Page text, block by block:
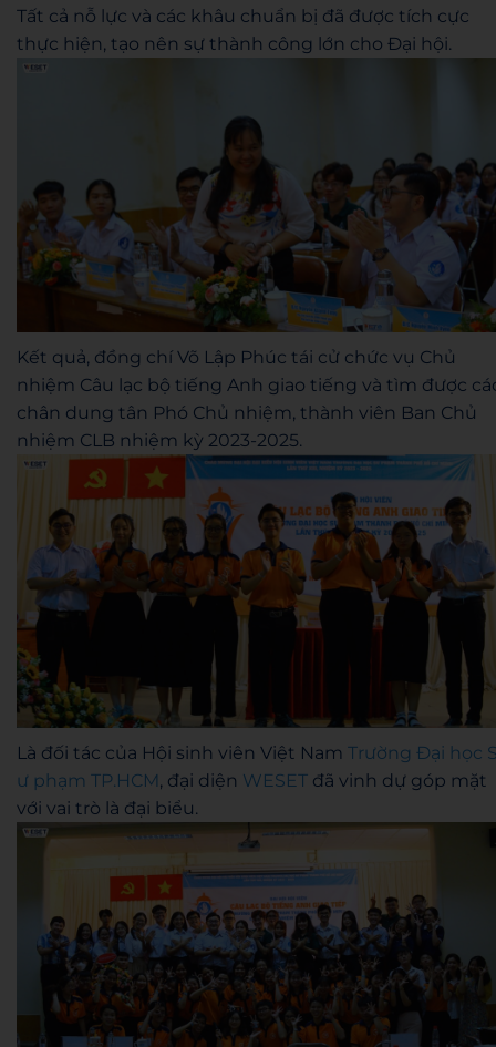
Tất cả nỗ lực và các khâu chuẩn bị đã được tích cực
thực hiện, tạo nên sự thành công lớn cho Đại hội.
Kết quả, đồng chí Võ Lập Phúc tái cử chức vụ Chủ
nhiệm Câu lạc bộ tiếng Anh giao tiếng và tìm được
chân dung tân Phó Chủ nhiệm, thành viên Ban Chủ
nhiệm CLB nhiệm kỳ 2023-2025.
Là đối tác của Hội sinh viên Việt Nam Trường Đại học
ư phạm TP.HCM, đại diện WESET đã vinh dự góp mặt
với vai trò là đại biểu.